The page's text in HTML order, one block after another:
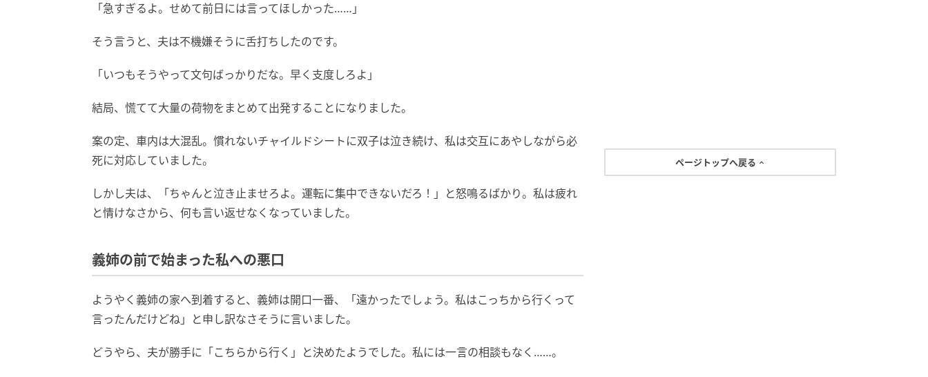
「急すぎるよ。せめて前日には言ってほしかった……」
そう言うと、夫は不機嫌そうに舌打ちしたのです。
「いつもそうやって文句ばっかりだな。早く支度しろよ」
結局、慌てて大量の荷物をまとめて出発することになりました。
案の定、車内は大混乱。慣れないチャイルドシートに双子は泣き続け、私は交互にあやしながら必
死に対応していました。
しかし夫は、「ちゃんと泣き止ませろよ。運転に集中できないだろ！」と怒鳴るばかり。私は疲れ
と情けなさから、何も言い返せなくなっていました。
義姉の前で始まった私への悪口
ようやく義姉の家へ到着すると、義姉は開口一番、「遠かったでしょう。私はこっちから行くって
言ったんだけどね」と申し訳なさそうに言いました。
どうやら、夫が勝手に「こちらから行く」と決めたようでした。私には一言の相談もなく……。
ページトップへ戻る